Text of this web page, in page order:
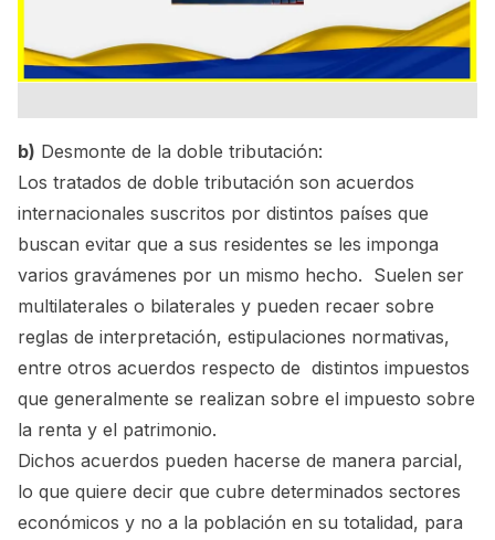
b) Desmonte de la doble tributación:
Los tratados de doble tributación son acuerdos
internacionales suscritos por distintos países que
buscan evitar que a sus residentes se les imponga
varios gravámenes por un mismo hecho. Suelen ser
multilaterales o bilaterales y pueden recaer sobre
reglas de interpretación, estipulaciones normativas,
entre otros acuerdos respecto de distintos impuestos
que generalmente se realizan sobre el impuesto sobre
la renta y el patrimonio.
Dichos acuerdos pueden hacerse de manera parcial,
lo que quiere decir que cubre determinados sectores
económicos y no a la población en su totalidad, para